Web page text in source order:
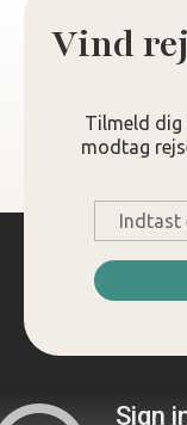
Vind
Tilmeld dig
modtag
mail
*